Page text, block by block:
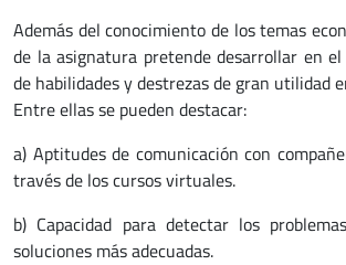
Además del conocimiento de los temas
de la asignatura pretende desarrollar en
de habilidades y destrezas de gran utilidad
Entre ellas se pueden destacar:
a) Aptitudes de comunicación con
través de los cursos virtuales.
b) Capacidad para detectar los
soluciones más adecuadas.